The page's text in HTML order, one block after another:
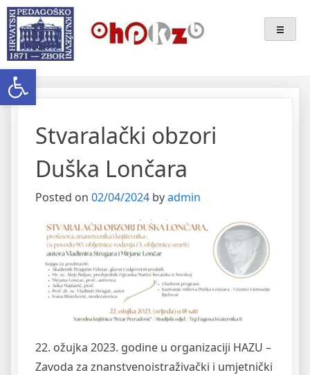
Open toolbar
Skip
to
content
Ogranak Hrvatskoga
Pedagoško-Književnog Zbora
Bjelovar
Stvaralački obzori
Duška Lončara
Posted on 02/04/2024 byadmin
22. ožujka 2023. godine u organizaciji HAZU –
Zavoda za znanstvenoistraživački i umjetnički